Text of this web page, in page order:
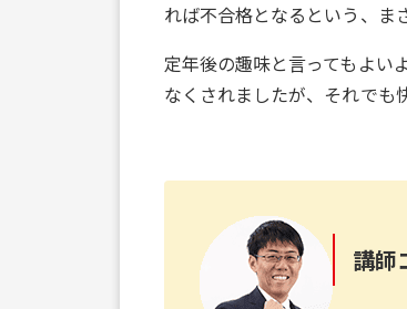
れば不合格となるという、ま
定年後の趣味と言ってもよい
なくされましたが、それでも
講師